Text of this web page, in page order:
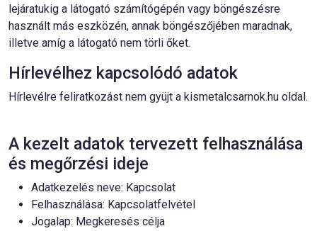
lejáratukig a látogató számítógépén vagy böngészésre
használt más eszközén, annak böngészőjében maradnak,
illetve amíg a látogató nem törli őket.
Hírlevélhez kapcsolódó adatok
Hírlevélre feliratkozást nem gyüjt a kismetalcsarnok.hu oldal.
A kezelt adatok tervezett felhasználása
és megőrzési ideje
Adatkezelés neve: Kapcsolat
Felhasználása: Kapcsolatfelvétel
Jogalap: Megkeresés célja